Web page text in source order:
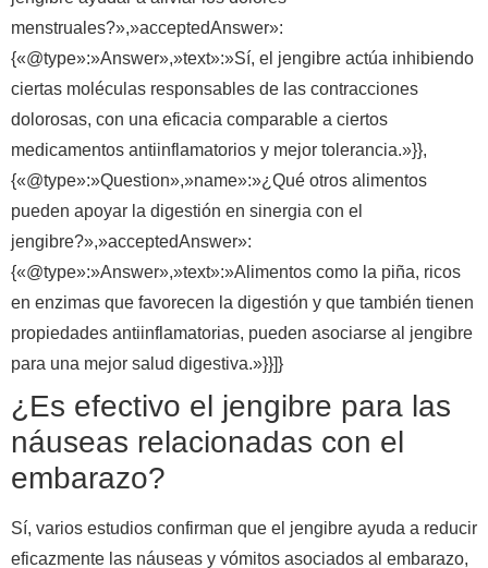
menstruales?»,»acceptedAnswer»:
{«@type»:»Answer»,»text»:»Sí, el jengibre actúa inhibiendo
ciertas moléculas responsables de las contracciones
dolorosas, con una eficacia comparable a ciertos
medicamentos antiinflamatorios y mejor tolerancia.»}},
{«@type»:»Question»,»name»:»¿Qué otros alimentos
pueden apoyar la digestión en sinergia con el
jengibre?»,»acceptedAnswer»:
{«@type»:»Answer»,»text»:»Alimentos como la piña, ricos
en enzimas que favorecen la digestión y que también tienen
propiedades antiinflamatorias, pueden asociarse al jengibre
para una mejor salud digestiva.»}}]}
¿Es efectivo el jengibre para las
náuseas relacionadas con el
embarazo?
Sí, varios estudios confirman que el jengibre ayuda a reducir
eficazmente las náuseas y vómitos asociados al embarazo,